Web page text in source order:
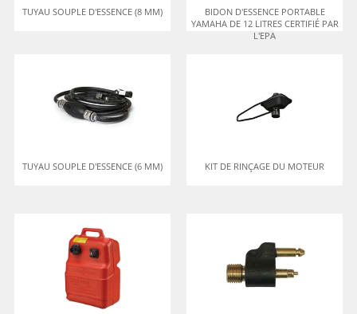
TUYAU SOUPLE D'ESSENCE (8 MM)
BIDON D'ESSENCE PORTABLE
YAMAHA DE 12 LITRES CERTIFIÉ PAR
L'EPA
TUYAU SOUPLE D'ESSENCE (6 MM) KIT DE RINÇAGE DU MOTEUR